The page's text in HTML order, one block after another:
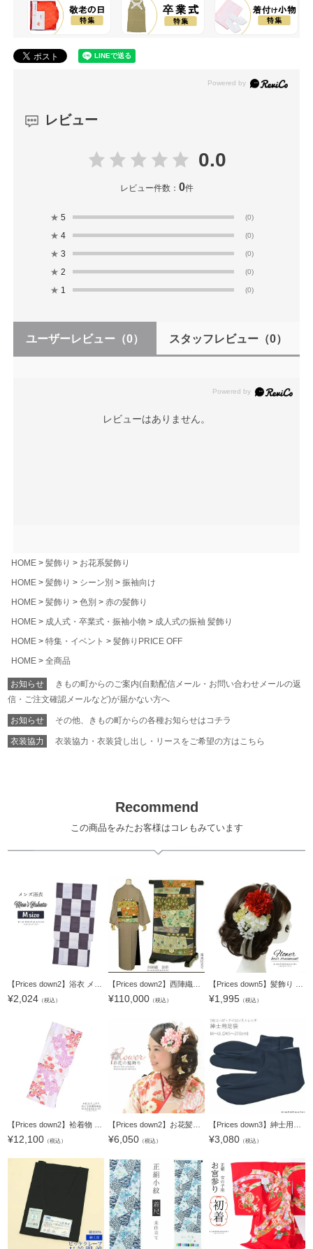
レビュー
0.0
レビュー件数： 0件
★ 5 (0)
★ 4 (0)
★ 3 (0)
★ 2 (0)
★ 1 (0)
ユーザーレビュー （0） スタッフレビュー（0）
レビューはありません。
HOME 髪飾り
お花系髪飾り
HOME
髪飾り シーン別
振袖向け
HOME
髪飾り 色別
赤の髪飾り
HOME
成人式・卒業式・振袖小物
成人式の振袖 髪飾り
HOME
特集・イベント
髪飾りPRICE OFF
HOME
全商品
お知らせ
きもの町からのご案内(自動配信メール・お問い合わせメールの返
信・ご注文確認メールなど)が届かない方へ
お知らせ その他、きもの町からの各種お知らせはコチラ
衣装協力 衣装協力・衣装貸し出し・リースをご希望の方はこちら
Recommend
この商品をみたお客様はコレもみています
¥2,024 （税込） ¥110,000 （税込） ¥1,995（税込）
¥12,100 （税込） ¥6,050 （税込） ¥3,080（税込）